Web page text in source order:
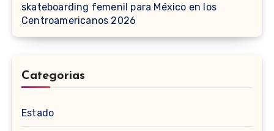
skateboarding femenil para México en los
Centroamericanos 2026
Categorias
Estado